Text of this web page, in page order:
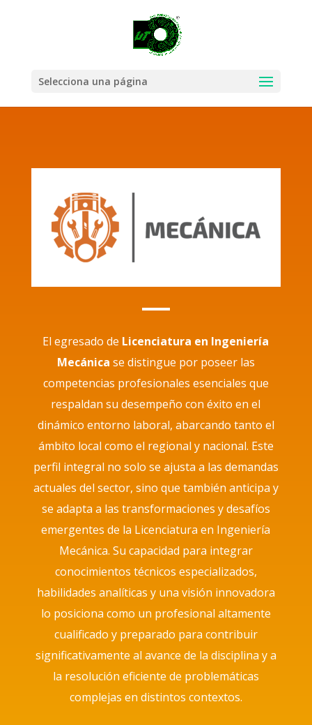
Selecciona una página
El egresado de Licenciatura en Ingeniería
Mecánica se distingue por poseer las
competencias profesionales esenciales que
respaldan su desempeño con éxito en el
dinámico entorno laboral, abarcando tanto el
ámbito local como el regional y nacional. Este
perfil integral no solo se ajusta a las demandas
actuales del sector, sino que también anticipa y
se adapta a las transformaciones y desafíos
emergentes de la Licenciatura en Ingeniería
Mecánica. Su capacidad para integrar
conocimientos técnicos especializados,
habilidades analíticas y una visión innovadora
lo posiciona como un profesional altamente
cualificado y preparado para contribuir
significativamente al avance de la disciplina y a
la resolución eficiente de problemáticas
complejas en distintos contextos.